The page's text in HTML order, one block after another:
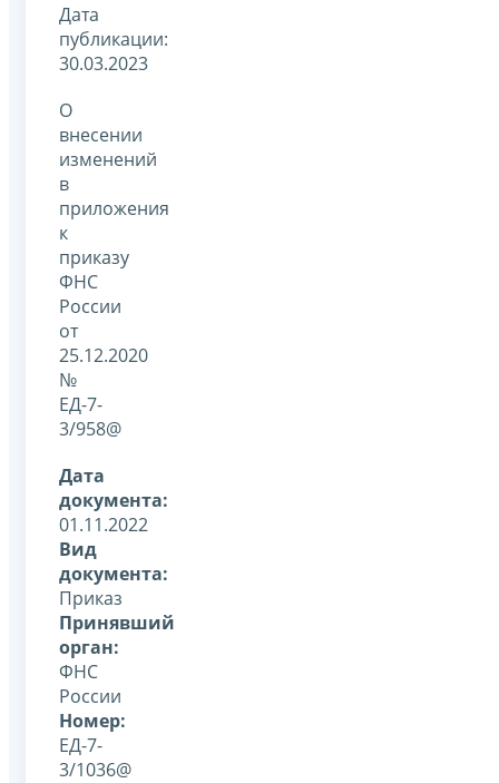
Дата
публикации:
30.03.2023
О
внесении
изменений
в
приложения
к
приказу
ФНС
России
от
25.12.2020
№
ЕД-7-
3/958@
Дата
документа:
01.11.2022
Вид
документа:
Приказ
Принявший
орган:
ФНС
России
Номер:
ЕД-7-
3/1036@